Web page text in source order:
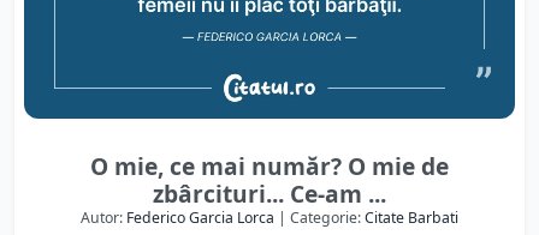
O mie, ce mai număr? O mie de
zbârcituri... Ce-am ...
Autor: Federico Garcia Lorca | Categorie:Citate Barbati